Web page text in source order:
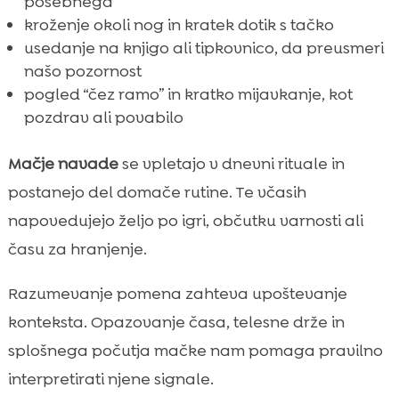
kroženje okoli nog in kratek dotik s tačko
usedanje na knjigo ali tipkovnico, da preusmeri
našo pozornost
pogled “čez ramo” in kratko mijavkanje, kot
pozdrav ali povabilo
Mačje navadese vpletajo v dnevni rituale in
postanejo del domače rutine. Te včasih
napovedujejo željo po igri, občutku varnosti ali
času za hranjenje.
Razumevanje pomena zahteva upoštevanje
konteksta. Opazovanje časa, telesne drže in
splošnega počutja mačke nam pomaga pravilno
interpretirati njene signale.